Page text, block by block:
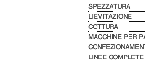
SPEZZATURA
LIEVITAZIONE
COTTURA
MACCHINE PER
LINEE COMPLETE